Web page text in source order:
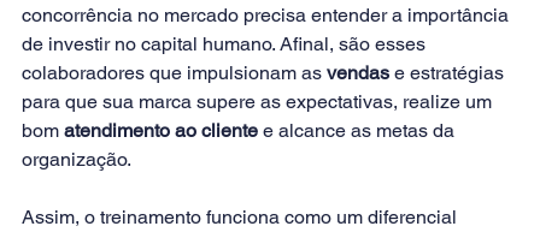
concorrência no mercado precisa entender a importância
de investir no capital humano. Afinal, são esses
colaboradores que impulsionam as vendas e estratégias
para que sua marca supere as expectativas, realize um
bom atendimento ao cliente e alcance as metas da
organização.
Assim, o treinamento funciona como um diferencial